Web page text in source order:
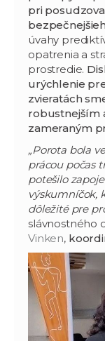
pri
úvahy
opatrenia a
prostredie.
urýchlenie
zvieratách
robustnejším
zameraným
„Porota bola
prácou počas
potešilo
výskumníčok,
dôležité pre
slávnostného
Vinken,